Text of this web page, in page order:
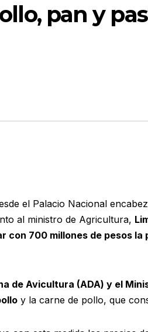
pan y
el Palacio Nacional
al ministro de Agricultura,
con 700 millones de pesos
de Avicultura (ADA) y el
y la carne de pollo, que